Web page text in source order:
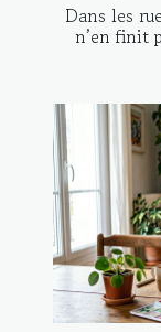
Dans les
n’en finit